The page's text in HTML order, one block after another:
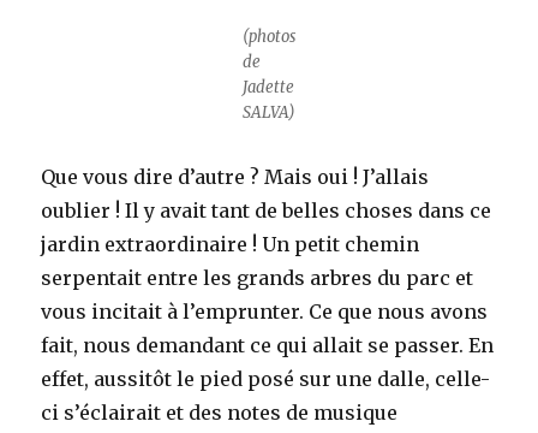
(photos
de
Jadette
SALVA)
Que vous dire d’autre ? Mais oui ! J’allais
oublier ! Il y avait tant de belles choses dans ce
jardin extraordinaire ! Un petit chemin
serpentait entre les grands arbres du parc et
vous incitait à l’emprunter. Ce que nous avons
fait, nous demandant ce qui allait se passer. En
effet, aussitôt le pied posé sur une dalle, celle-
ci s’éclairait et des notes de musique